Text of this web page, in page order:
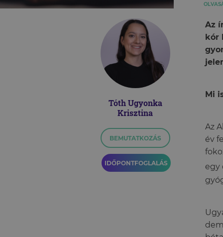
Tóth Ugyonka
Krisztina
BEMUTATKOZÁS
IDŐPONTFOGLALÁS
Az
kór
Mi
Az
év
egy